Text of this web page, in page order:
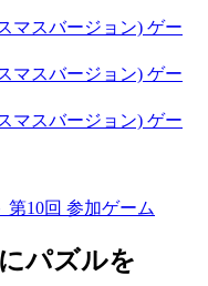
第10回 参加ゲーム
パズルを